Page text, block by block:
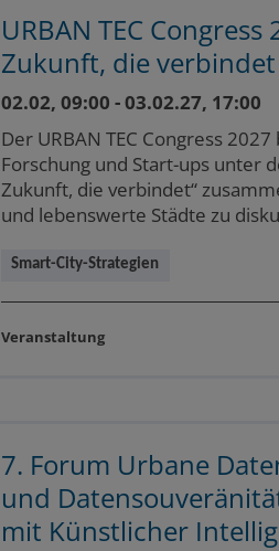
URBAN TEC
Zukunft, die verbindet
02.02, 09:00 - 03.02.27, 17:00
Der URBAN TEC Congress
Forschung und Start-ups unter
Zukunft, die verbindet“
und lebenswerte Städte zu
Smart-City-Strategien
Veranstaltung
7. Forum Urbane
und
mit Künstlicher